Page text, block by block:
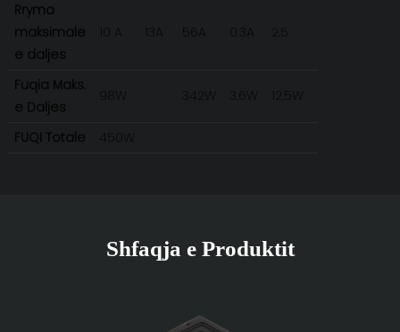
Rryma
maksimale
e daljes
10 A 13A 56A 0.3A 2.5
Fuqia Maks.
e Daljes
98W 342W 3.6W 12.5W
FUQI Totale 450W
Shfaqja e Produktit